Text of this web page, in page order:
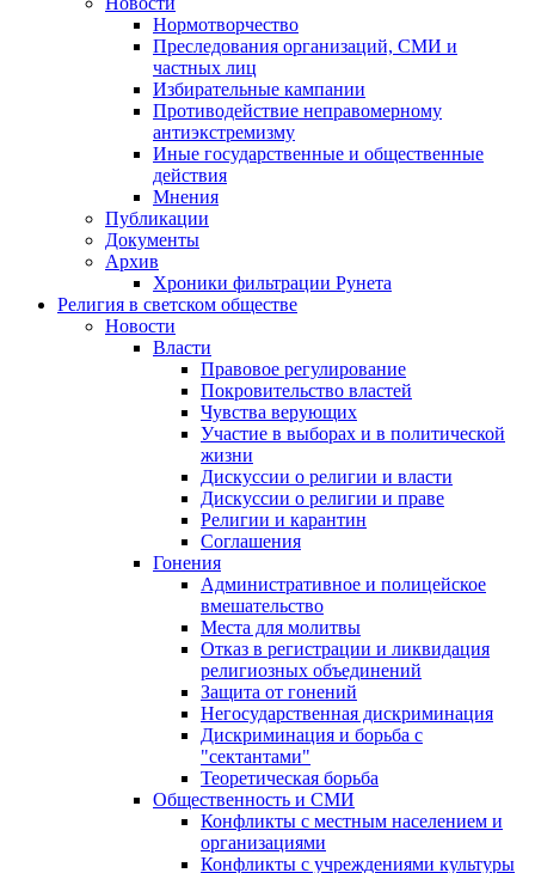
Нормотворчество
Преследования организаций, СМИ и
частных лиц
Избирательные кампании
Противодействие неправомерному
антиэкстремизму
Иные государственные и общественные
действия
Мнения
Публикации
Документы
Архив
Хроники фильтрации Рунета
Религия в светском обществе
Новости
Власти
Правовое регулирование
Покровительство властей
Чувства верующих
Участие в выборах и в политической
жизни
Дискуссии о религии и власти
Дискуссии о религии и праве
Религии и карантин
Соглашения
Гонения
Административное и полицейское
вмешательство
Места для молитвы
Отказ в регистрации и ликвидация
религиозных объединений
Защита от гонений
Негосударственная дискриминация
Дискриминация и борьба с
"сектантами"
Теоретическая борьба
Общественность и СМИ
Конфликты с местным населением и
организациями
Конфликты с учреждениями культуры